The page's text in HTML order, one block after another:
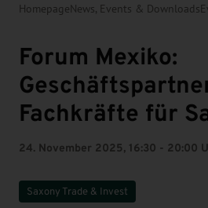
Homepage News, Events & Downloads
Forum Mexiko:
Fachkräfte für
24. November 2025, 16:30 - 20:00
Saxony Trade & Invest